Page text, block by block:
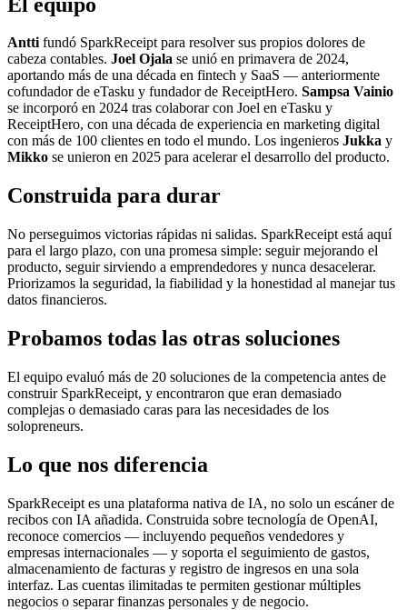
Anttifundó SparkReceipt para resolver sus propios dolores de
cabeza contables. Joel Ojala se unió en primavera de 2024,
aportando más de una década en fintech y SaaS — anteriormente
cofundador de eTasku y fundador de ReceiptHero. Sampsa Vainio
se incorporó en 2024 tras colaborar con Joel en eTasku y
ReceiptHero, con una década de experiencia en marketing digital
con más de 100 clientes en todo el mundo. Los ingenieros Jukka y
Mikko se unieron en 2025 para acelerar el desarrollo del producto.
Construida para durar
No perseguimos victorias rápidas ni salidas. SparkReceipt está aquí
para el largo plazo, con una promesa simple: seguir mejorando el
producto, seguir sirviendo a emprendedores y nunca desacelerar.
Priorizamos la seguridad, la fiabilidad y la honestidad al manejar tus
datos financieros.
Probamos todas las otras soluciones
El equipo evaluó más de 20 soluciones de la competencia antes de
construir SparkReceipt, y encontraron que eran demasiado
complejas o demasiado caras para las necesidades de los
solopreneurs.
Lo que nos diferencia
SparkReceipt es una plataforma nativa de IA, no solo un escáner de
recibos con IA añadida. Construida sobre tecnología de OpenAI,
reconoce comercios — incluyendo pequeños vendedores y
empresas internacionales — y soporta el seguimiento de gastos,
almacenamiento de facturas y registro de ingresos en una sola
interfaz. Las cuentas ilimitadas te permiten gestionar múltiples
negocios o separar finanzas personales y de negocio.